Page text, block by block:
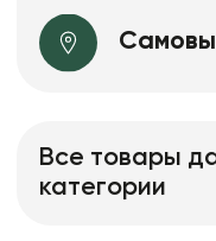
Все товары
категории